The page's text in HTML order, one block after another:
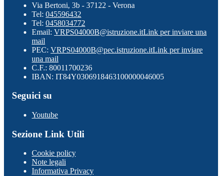
Via Bertoni, 3b - 37122 - Verona
Tel: 045596432
Tel: 0458034772
Email: VRPS04000B@istruzione.itLink per inviare una
mail
PEC: VRPS04000B@pec.istruzione.itLink per inviare
una mail
C.F.: 80011700236
IBAN: IT84Y0306918463100000046005
Seguici su
Youtube
Sezione Link Utili
Cookie policy
Note legali
Informativa Privacy